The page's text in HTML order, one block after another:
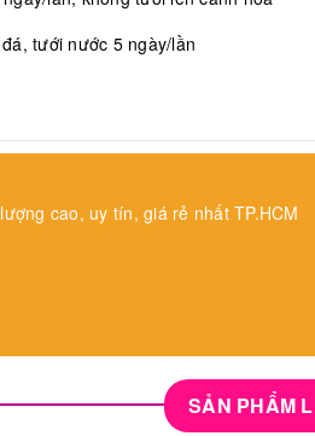
tưới nước 5 ngày/lần
cao, uy tín, giá rẻ nhất TP.HCM
SẢN PHẨM